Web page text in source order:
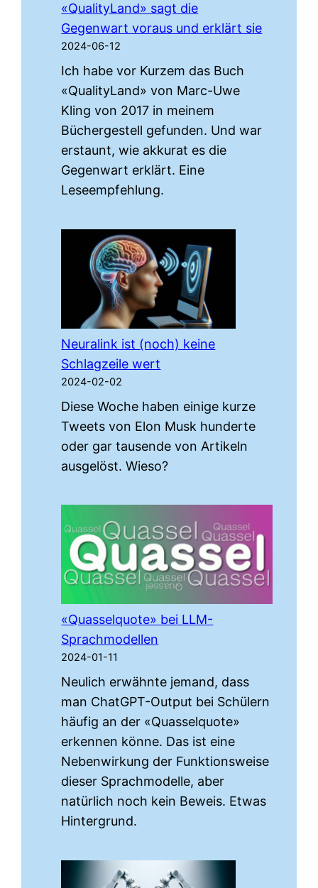
«QualityLand» sagt die
Gegenwart voraus und erklärt sie
2024-06-12
Ich habe vor Kurzem das Buch
«QualityLand» von Marc-Uwe
Kling von 2017 in meinem
Büchergestell gefunden. Und war
erstaunt, wie akkurat es die
Gegenwart erklärt. Eine
Leseempfehlung.
Neuralink ist (noch) keine
Schlagzeile wert
2024-02-02
Diese Woche haben einige kurze
Tweets von Elon Musk hunderte
oder gar tausende von Artikeln
ausgelöst. Wieso?
«Quasselquote» bei LLM-
Sprachmodellen
2024-01-11
Neulich erwähnte jemand, dass
man ChatGPT-Output bei Schülern
häufig an der «Quasselquote»
erkennen könne. Das ist eine
Nebenwirkung der Funktionsweise
dieser Sprachmodelle, aber
natürlich noch kein Beweis. Etwas
Hintergrund.